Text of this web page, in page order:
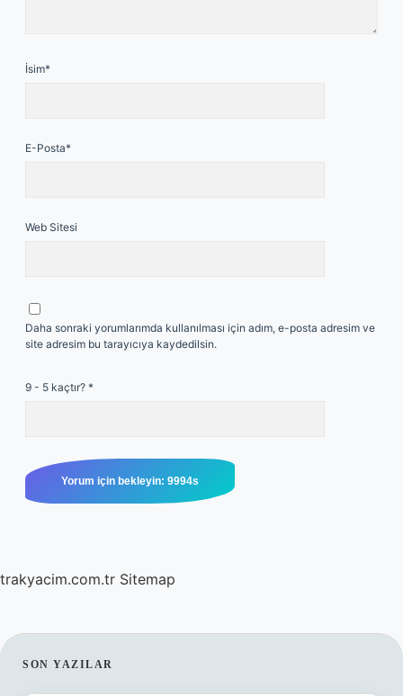
İsim*
E-Posta*
Web Sitesi
Daha sonraki yorumlarımda kullanılması için adım, e-posta adresim ve
site adresim bu tarayıcıya kaydedilsin.
9 - 5 kaçtır? *
trakyacim.com.tr Sitemap
SIDEBAR
SON YAZILAR